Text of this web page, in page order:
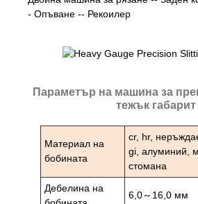
- Опъване -- Рекоилер
Параметър на машина за
тежък габарит
Материал на
бобината
cr, hr,
gi, алуминий,
стомана
Дебелина на
6,0～16,0 мм